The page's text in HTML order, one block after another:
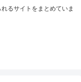
るサイトをまとめていま